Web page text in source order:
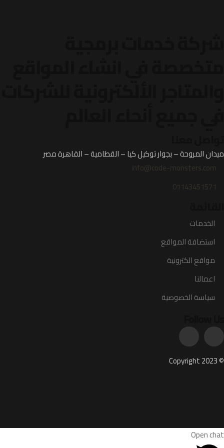
ميدان المروحة – بجوار توكيل كيا – القطامية – القاهرة مصر
info@code-monsters.com
01143451571
الخدمات
استضافة المواقع
مواقع الكترونية
اعمالنا
سياسة الخصوصية
© Copyright 2023
Open chat